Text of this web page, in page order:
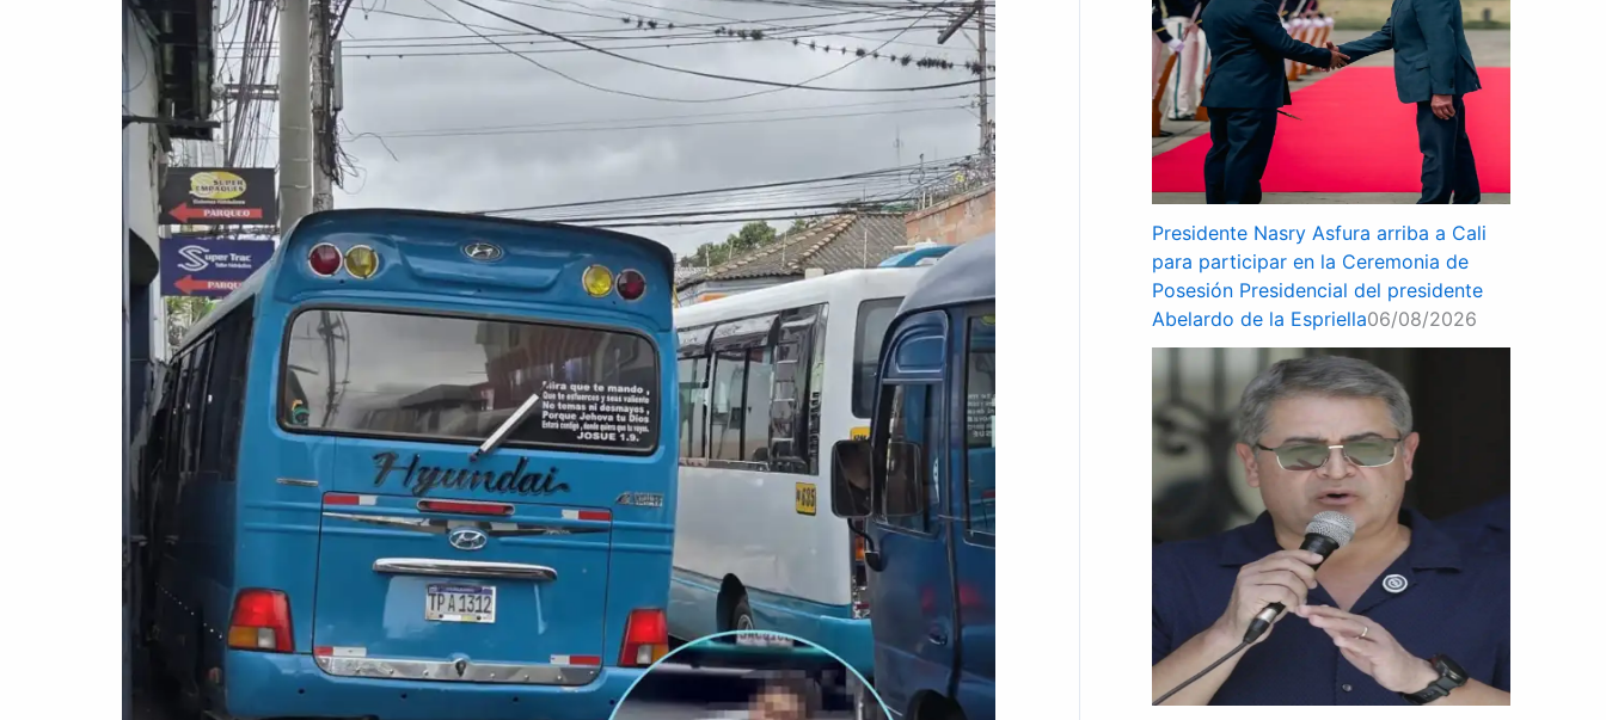
Presidente Nasry Asfura arriba a Cali
para participar en la Ceremonia de
Posesión Presidencial del presidente
Abelardo de la Espriella06/08/2026